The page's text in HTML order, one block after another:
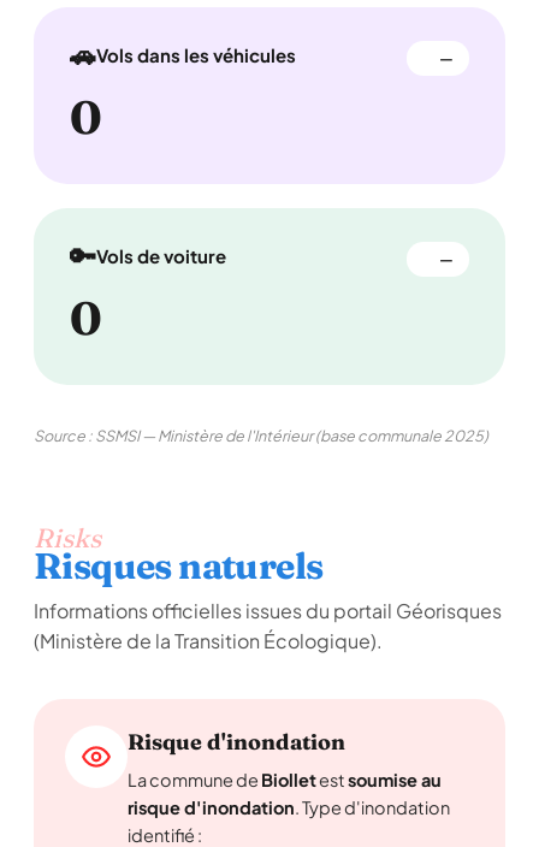
🚗Vols dans les véhicules —
0
🔑Vols de voiture —
0
Source : SSMSI — Ministère de l'Intérieur (base communale 2025)
Risks
Risques naturels
Informations officielles issues du portail Géorisques
(Ministère de la Transition Écologique).
Risque d'inondation
La commune de Biolletestsoumise au
risque d'inondation. Type d'inondation
identifié :